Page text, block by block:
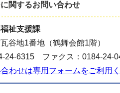
関するお問い合わせ
祉支援課
谷地1番地（鶴舞会館1階）
24-6315 ファクス：0184-24-
わせは専用フォームをご利用く